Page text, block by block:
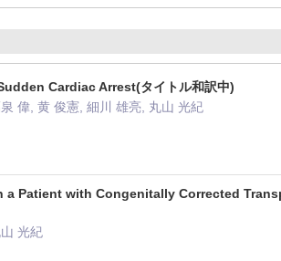
Cardiac Arrest(タイトル和訳中)
偉, 黄 俊憲, 細川 雄亮, 丸山 光紀
Patient with Congenitally Corrected
光紀